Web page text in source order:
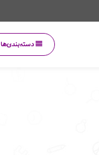
دسته‌بندی‌ها